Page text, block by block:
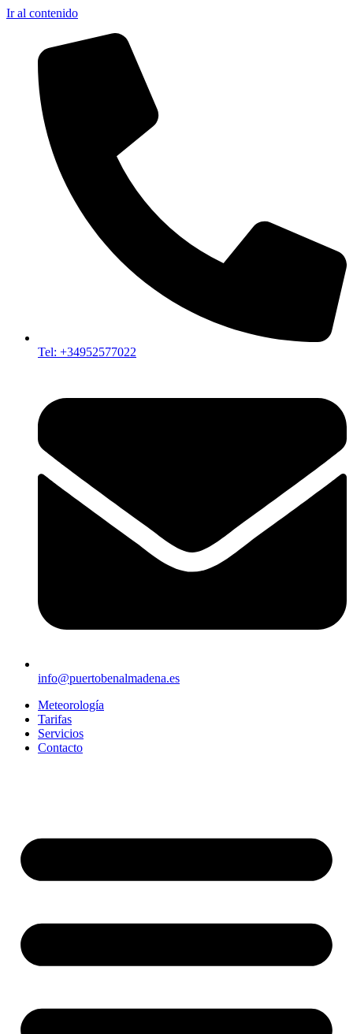
Ir al contenido
Tel: +34952577022
info@puertobenalmadena.es
Meteorología
Tarifas
Servicios
Contacto